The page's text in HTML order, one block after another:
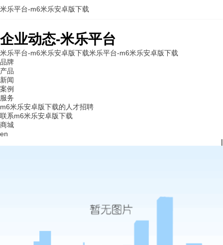
企业动态-米乐平台
米乐平台-m6米乐安卓版下载米乐平台-m6米乐安卓版下载
品牌
产品
新闻
案例
服务
m6米乐安卓版下载的人才招聘
联系m6米乐安卓版下载
商城
en
|
米乐平台-m6米乐安卓版下载